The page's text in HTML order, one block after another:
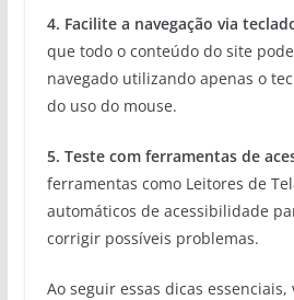
4. Facilite a navegação via
que todo o conteúdo do site
navegado utilizando apenas o
do uso do mouse.
5. Teste com ferramentas de
ferramentas como Leitores de
automáticos de acessibilidade
corrigir possíveis problemas.
Ao seguir essas dicas essenciais,